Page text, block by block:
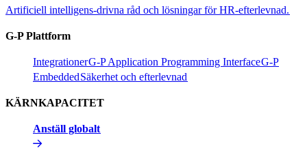
Artificiell intelligens-drivna råd och lösningar för HR-efterlevnad.​​
G-P Plattform​​
Integrationer​​G-P Application Programming Interface​​G-P
Embedded​​Säkerhet och efterlevnad​​
KÄRNKAPACITET​​
Anställ globalt​​